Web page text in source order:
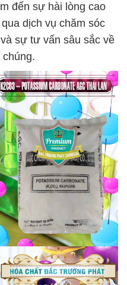
đến sự hài lòng cao
dịch vụ chăm sóc
sự tư vấn sâu sắc về